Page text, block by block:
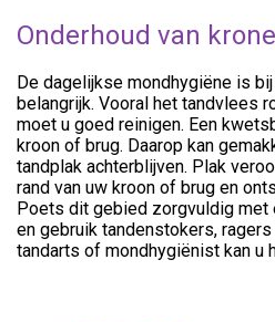
Onderhoud van
De dagelijkse mondhygiëne is
belangrijk. Vooral het tandvlees
moet u goed reinigen. Een
kroon of brug. Daarop kan
tandplak achterblijven. Plak
rand van uw kroon of brug en
Poets dit gebied zorgvuldig met
en gebruik tandenstokers,
tandarts of mondhygiënist kan u